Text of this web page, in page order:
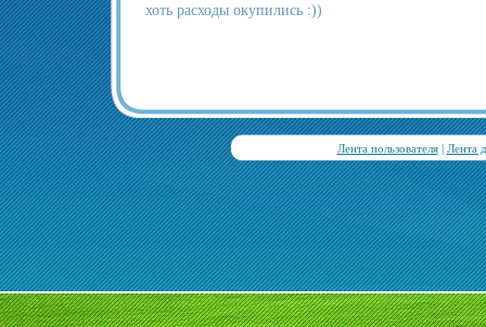
хоть расходы окупились :))
Лента пользователя| Лента